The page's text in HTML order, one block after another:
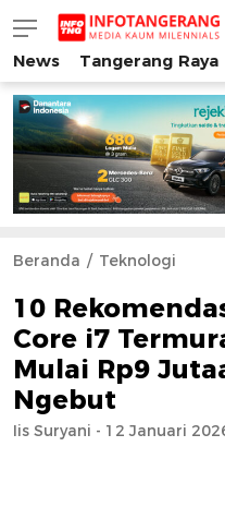
INFO TANGERANG
Media Kaum
News Tangerang Raya
Beranda Teknologi
10
Core i7
Mulai Rp9
Ngebut
Iis Suryani - 12 Januari